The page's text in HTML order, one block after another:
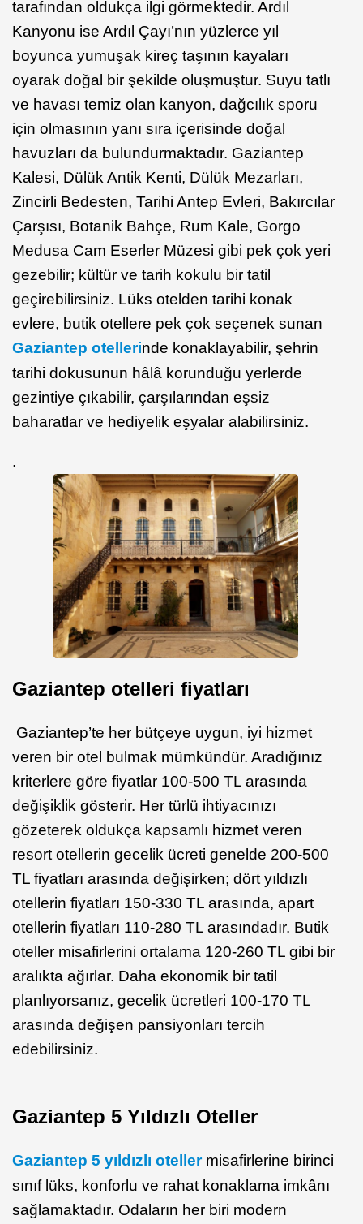
tarafından oldukça ilgi görmektedir. Ardıl
Kanyonu ise Ardıl Çayı’nın yüzlerce yıl
boyunca yumuşak kireç taşının kayaları
oyarak doğal bir şekilde oluşmuştur. Suyu tatlı
ve havası temiz olan kanyon, dağcılık sporu
için olmasının yanı sıra içerisinde doğal
havuzları da bulundurmaktadır. Gaziantep
Kalesi, Dülük Antik Kenti, Dülük Mezarları,
Zincirli Bedesten, Tarihi Antep Evleri, Bakırcılar
Çarşısı, Botanik Bahçe, Rum Kale, Gorgo
Medusa Cam Eserler Müzesi gibi pek çok yeri
gezebilir; kültür ve tarih kokulu bir tatil
geçirebilirsiniz. Lüks otelden tarihi konak
evlere, butik otellere pek çok seçenek sunan
Gaziantep otellerinde konaklayabilir, şehrin
tarihi dokusunun hâlâ korunduğu yerlerde
gezintiye çıkabilir, çarşılarından eşsiz
baharatlar ve hediyelik eşyalar alabilirsiniz.
.
Gaziantep otelleri fiyatları
Gaziantep’te her bütçeye uygun, iyi hizmet
veren bir otel bulmak mümkündür. Aradığınız
kriterlere göre fiyatlar 100-500 TL arasında
değişiklik gösterir. Her türlü ihtiyacınızı
gözeterek oldukça kapsamlı hizmet veren
resort otellerin gecelik ücreti genelde 200-500
TL fiyatları arasında değişirken; dört yıldızlı
otellerin fiyatları 150-330 TL arasında, apart
otellerin fiyatları 110-280 TL arasındadır. Butik
oteller misafirlerini ortalama 120-260 TL gibi bir
aralıkta ağırlar. Daha ekonomik bir tatil
planlıyorsanız, gecelik ücretleri 100-170 TL
arasında değişen pansiyonları tercih
edebilirsiniz.
Gaziantep 5 Yıldızlı Oteller
Gaziantep 5 yıldızlı otellermisafirlerine birinci
sınıf lüks, konforlu ve rahat konaklama imkânı
sağlamaktadır. Odaların her biri modern